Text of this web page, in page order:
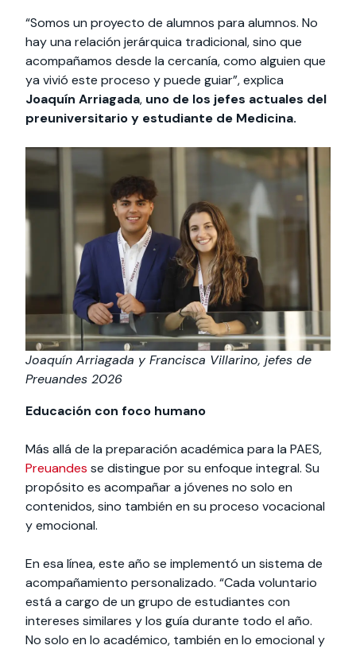
“Somos un proyecto de alumnos para alumnos. No
hay una relación jerárquica tradicional, sino que
acompañamos desde la cercanía, como alguien que
ya vivió este proceso y puede guiar”, explica
Joaquín Arriagada, uno de los jefes actuales del
preuniversitario y estudiante de Medicina.
Joaquín Arriagada y Francisca Villarino, jefes de
Preuandes 2026
Educación con foco humano
Más allá de la preparación académica para la PAES,
Preuandes se distingue por su enfoque integral. Su
propósito es acompañar a jóvenes no solo en
contenidos, sino también en su proceso vocacional
y emocional.
En esa línea, este año se implementó un sistema de
acompañamiento personalizado. “Cada voluntario
está a cargo de un grupo de estudiantes con
intereses similares y los guía durante todo el año.
No solo en lo académico, también en lo emocional y